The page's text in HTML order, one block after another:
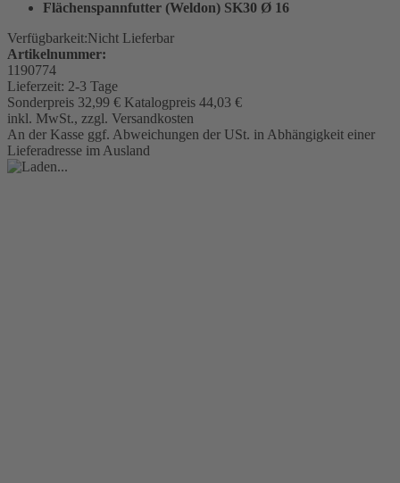
Flächenspannfutter (Weldon) SK30 Ø 16
Verfügbarkeit:Nicht Lieferbar
Artikelnummer:
1190774
Lieferzeit: 2-3 Tage
Sonderpreis 32,99 € Katalogpreis 44,03 €
inkl. MwSt., zzgl. Versandkosten
An der Kasse ggf. Abweichungen der USt. in Abhängigkeit einer
Lieferadresse im Ausland